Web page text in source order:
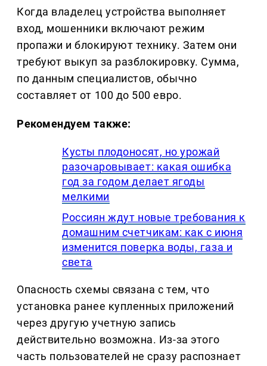
Когда владелец устройства выполняет
вход, мошенники включают режим
пропажи и блокируют технику. Затем они
требуют выкуп за разблокировку. Сумма,
по данным специалистов, обычно
составляет от 100 до 500 евро.
Рекомендуем также:
Кусты плодоносят, но урожай
разочаровывает: какая ошибка
год за годом делает ягоды
мелкими
Россиян ждут новые требования к
домашним счетчикам: как с июня
изменится поверка воды, газа и
света
Опасность схемы связана с тем, что
установка ранее купленных приложений
через другую учетную запись
действительно возможна. Из-за этого
часть пользователей не сразу распознает